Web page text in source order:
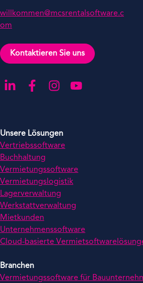
willkommen@mcsrentalsoftware.c
om
Kontaktieren Sie uns
Gehen Sie zu unserer LinkedIn-Seite
Gehen Sie zu unserer Facebook-
Gehen Sie zu unserer
Gehen Sie zu
Unsere Lösungen
Vertriebssoftware
Buchhaltung
Vermietungssoftware
Vermietungslogistik
Lagerverwaltung
Werkstattverwaltung
Mietkunden
Unternehmenssoftware
Cloud-basierte
Branchen
Vermietungssoftware für